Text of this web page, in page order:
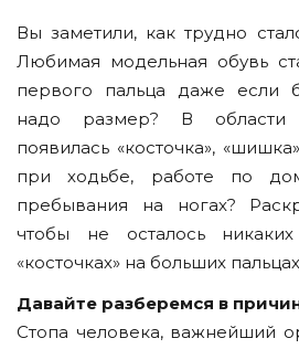
Вы заметили, как трудно
Любимая модельная обувь
первого пальца даже если
надо размер? В области
появилась «косточка»,
при ходьбе, работе по
пребывания на ногах?
чтобы не осталось
«косточках» на больших
Давайте разберемся в
Стопа человека, важнейший